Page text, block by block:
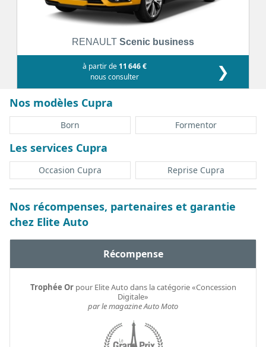
RENAULT Scenic business
à partir de 11 646 €
nous consulter
❯
Nos modèles Cupra
Born Formentor
Les services Cupra
Occasion Cupra Reprise Cupra
Nos récompenses, partenaires et garantie
chez Elite Auto
Récompense
Trophée Orpour Elite Auto dans la catégorie «Concession
Digitale»
par le magazine Auto Moto